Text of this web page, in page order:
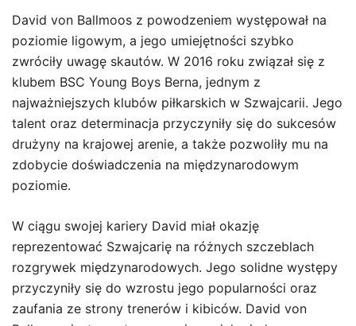
David von Ballmoos z powodzeniem występował na
poziomie ligowym, a jego umiejętności szybko
zwróciły uwagę skautów. W 2016 roku związał się z
klubem BSC Young Boys Berna, jednym z
najważniejszych klubów piłkarskich w Szwajcarii. Jego
talent oraz determinacja przyczyniły się do sukcesów
drużyny na krajowej arenie, a także pozwoliły mu na
zdobycie doświadczenia na międzynarodowym
poziomie.
W ciągu swojej kariery David miał okazję
reprezentować Szwajcarię na różnych szczeblach
rozgrywek międzynarodowych. Jego solidne występy
przyczyniły się do wzrostu jego popularności oraz
zaufania ze strony trenerów i kibiców. David von